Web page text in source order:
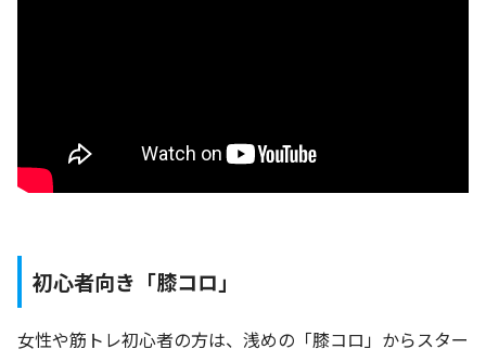
初心者向き「膝コロ」
女性や筋トレ初心者の方は、浅めの「膝コロ」からスター